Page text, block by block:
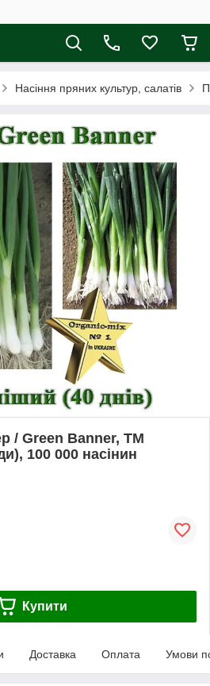
Насіння пряних культур, салатів
/ Green Banner, ТМ
100 000 насінин
Купити
Доставка Оплата Умови